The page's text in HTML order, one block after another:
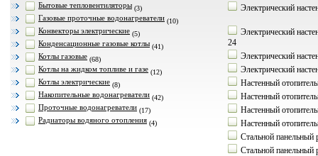
Бытовые тепловентиляторы (3)
Газовые проточные водонагреватели (10)
Конвекторы электрические (5)
Конденсационные газовые котлы (41)
Котлы газовые (68)
Котлы на жидком топливе и газе (12)
Котлы электрические (8)
Накопительные водонагреватели (42)
Проточные водонагреватели (17)
Радиаторы водяного отопления (4)
Электрический
Электрический
24
Электрический
Электрический
Настенный
Настенный
Настенный
Настенный
Стальной панельный
Стальной панельный